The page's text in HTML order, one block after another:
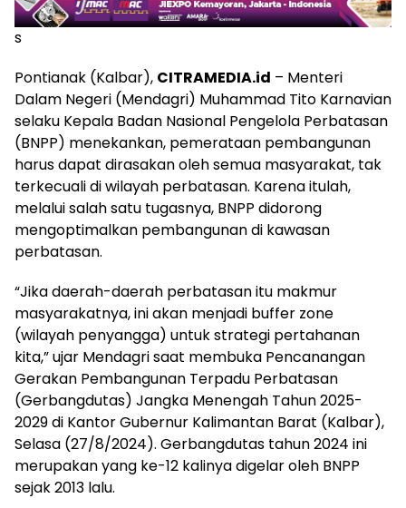
s
Pontianak (Kalbar), CITRAMEDIA.id – Menteri
Dalam Negeri (Mendagri) Muhammad Tito Karnavian
selaku Kepala Badan Nasional Pengelola Perbatasan
(BNPP) menekankan, pemerataan pembangunan
harus dapat dirasakan oleh semua masyarakat, tak
terkecuali di wilayah perbatasan. Karena itulah,
melalui salah satu tugasnya, BNPP didorong
mengoptimalkan pembangunan di kawasan
perbatasan.
“Jika daerah-daerah perbatasan itu makmur
masyarakatnya, ini akan menjadi buffer zone
(wilayah penyangga) untuk strategi pertahanan
kita,” ujar Mendagri saat membuka Pencanangan
Gerakan Pembangunan Terpadu Perbatasan
(Gerbangdutas) Jangka Menengah Tahun 2025-
2029 di Kantor Gubernur Kalimantan Barat (Kalbar),
Selasa (27/8/2024). Gerbangdutas tahun 2024 ini
merupakan yang ke-12 kalinya digelar oleh BNPP
sejak 2013 lalu.